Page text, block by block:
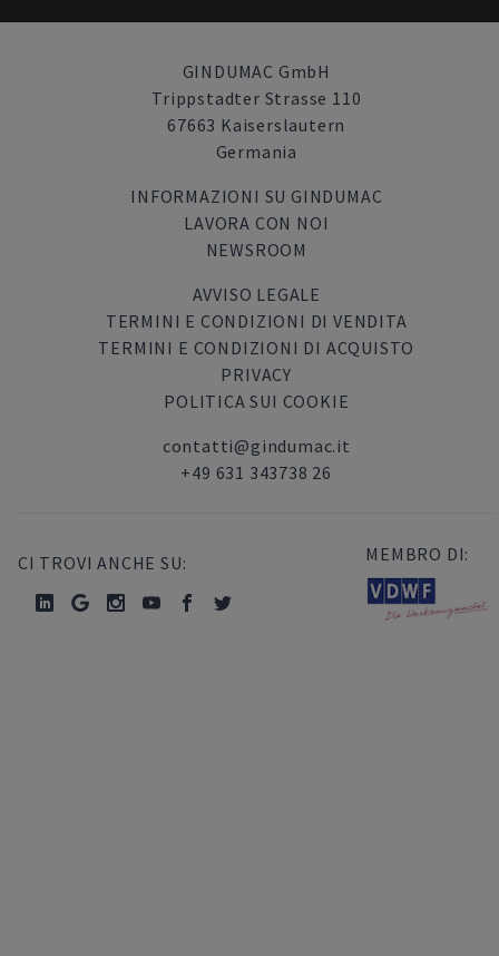
GINDUMAC GmbH
Trippstadter Strasse 110
67663 Kaiserslautern
Germania
INFORMAZIONI SU GINDUMAC
LAVORA CON NOI
NEWSROOM
AVVISO LEGALE
TERMINI E CONDIZIONI DI VENDITA
TERMINI E CONDIZIONI DI ACQUISTO
PRIVACY
POLITICA SUI COOKIE
contatti@gindumac.it
+49 631 343738 26
CI TROVI ANCHE SU: MEMBRO DI: